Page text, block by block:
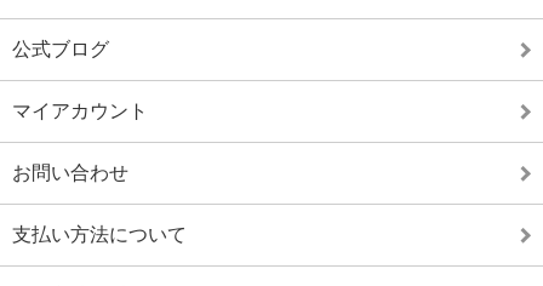
公式ブログ
マイアカウント
お問い合わせ
支払い方法について